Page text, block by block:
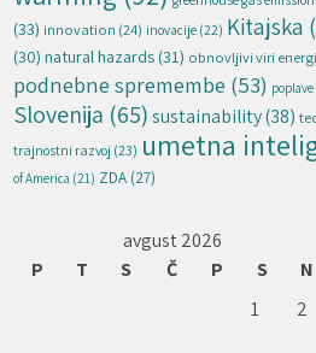
(33) innovation (24) inovacije (22) Kitajska
(30) natural hazards (31) obnovljivi viri
podnebne spremembe (53) poplave
Slovenija (65) sustainability(38)
trajnostni razvoj (23) umetna
of America (21) ZDA (27)
avgust 2026
P
T S Č P S
N
1
2